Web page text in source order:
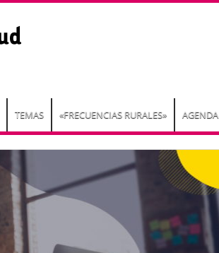
TEMAS «FRECUENCIAS RURALES» AGENDA